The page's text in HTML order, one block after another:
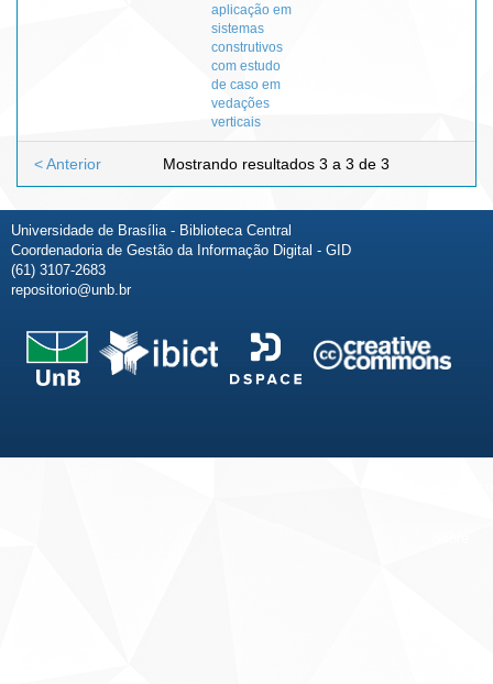
aplicação em
sistemas
construtivos
com estudo
de caso em
vedações
verticais
Mostrando resultados 3 a 3 de 3
< Anterior
Universidade de Brasília - Biblioteca Central
Coordenadoria de Gestão da Informação Digital - GID
(61) 3107-2683
repositorio@unb.br